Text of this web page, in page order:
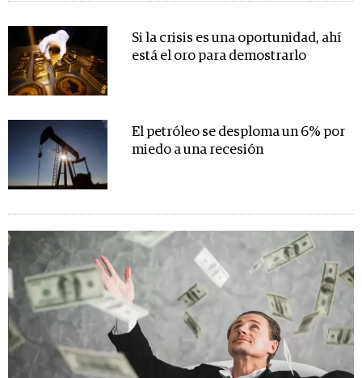
Si la crisis es una oportunidad, ahí
está el oro para demostrarlo
El petróleo se desploma un 6% por
miedo a una recesión